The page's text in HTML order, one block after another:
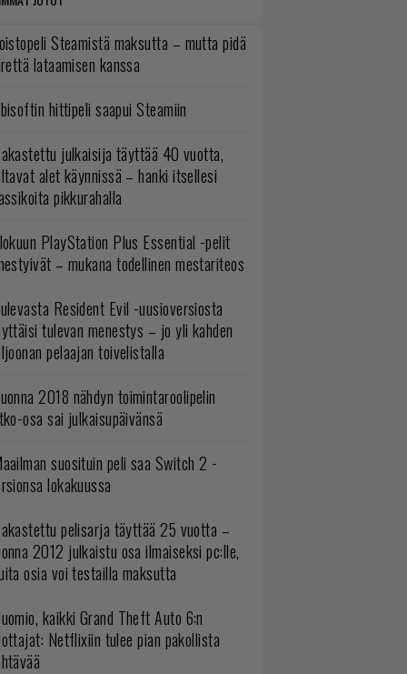
Steamistä maksutta – mutta pidä
lataamisen kanssa
hittipeli saapui Steamiin
julkaisija täyttää 40 vuotta,
alet käynnissä – hanki itsellesi
pikkurahalla
PlayStation Plus Essential -pelit
– mukana todellinen mestariteos
Resident Evil -uusioversiosta
tulevan menestys – jo yli kahden
pelaajan toivelistalla
2018 nähdyn toimintaroolipelin
osa sai julkaisupäivänsä
suosituin peli saa Switch 2 -
lokakuussa
pelisarja täyttää 25 vuotta –
2012 julkaistu osa ilmaiseksi pc:lle,
osia voi testailla maksutta
kaikki Grand Theft Auto 6:n
Netflixiin tulee pian pakollista